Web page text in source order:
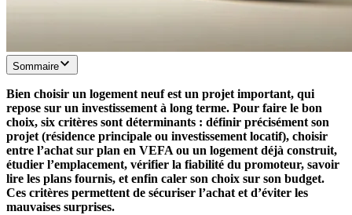
Sommaire
Bien choisir un logement neuf est un projet important, qui
repose sur un investissement à long terme. Pour faire le bon
choix, six critères sont déterminants : définir précisément son
projet (résidence principale ou investissement locatif), choisir
entre l’achat sur plan en VEFA ou un logement déjà construit,
étudier l’emplacement, vérifier la fiabilité du promoteur, savoir
lire les plans fournis, et enfin caler son choix sur son budget.
Ces critères permettent de sécuriser l’achat et d’éviter les
mauvaises surprises.